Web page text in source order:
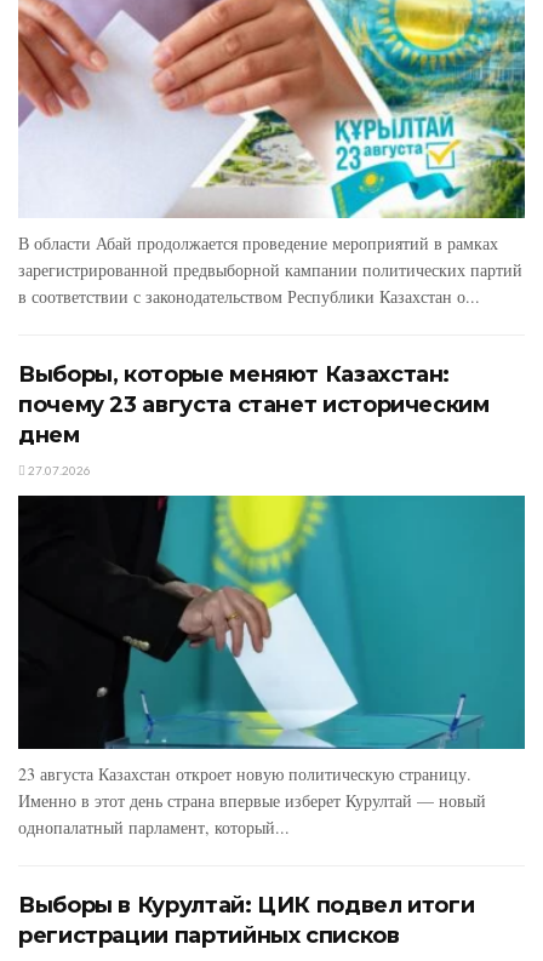
В области Абай продолжается проведение мероприятий в рамках
зарегистрированной предвыборной кампании политических партий
в соответствии с законодательством Республики Казахстан о...
Выборы, которые меняют Казахстан:
почему 23 августа станет историческим
днем
27.07.2026
23 августа Казахстан откроет новую политическую страницу.
Именно в этот день страна впервые изберет Курултай — новый
однопалатный парламент, который...
Выборы в Курултай: ЦИК подвел итоги
регистрации партийных списков